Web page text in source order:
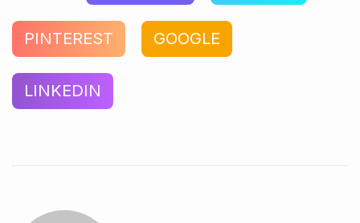
PINTEREST GOOGLE
LINKEDIN